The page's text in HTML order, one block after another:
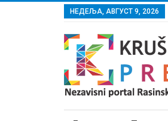
НЕДЕЉА, АВГУСТ 9, 2026